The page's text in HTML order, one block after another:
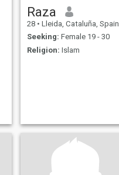
Raza
28 • Lleida, Cataluña, Spain
Seeking: Female 19 - 30
Religion: Islam